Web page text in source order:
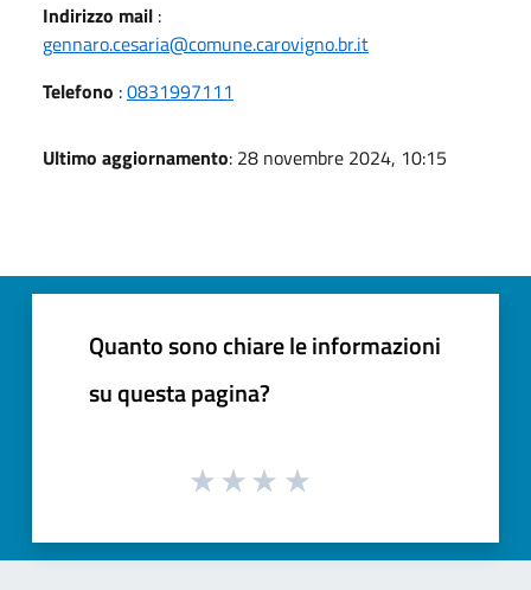
Indirizzo mail :
gennaro.cesaria@comune.carovigno.br.it
Telefono :0831997111
Ultimo aggiornamento: 28 novembre 2024, 10:15
Quanto sono chiare le informazioni
su questa pagina?